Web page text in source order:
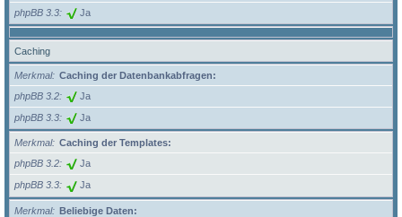
phpBB 3.3 Ja
Caching
Merkmal
Caching der Datenbankabfragen:
phpBB 3.2
Ja
phpBB 3.3 Ja
Merkmal
Caching der Templates:
phpBB 3.2
Ja
phpBB 3.3 Ja
Merkmal
Beliebige Daten: